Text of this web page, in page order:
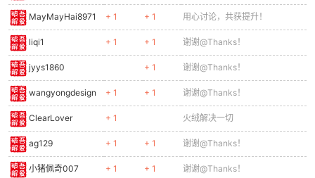
MayMayHai8971 + 1 + 1 用心讨论，共获提升！
liqi1 + 1 + 1 谢谢@Thanks！
jyys1860 + 1 谢谢@Thanks！
wangyongdesign + 1 + 1 谢谢@Thanks！
ClearLover + 1 火绒解决一切
ag129 + 1 + 1 谢谢@Thanks！
小猪佩奇007 + 1 + 1 谢谢@Thanks！